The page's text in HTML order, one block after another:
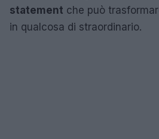
statement che può
in qualcosa di straordinario.